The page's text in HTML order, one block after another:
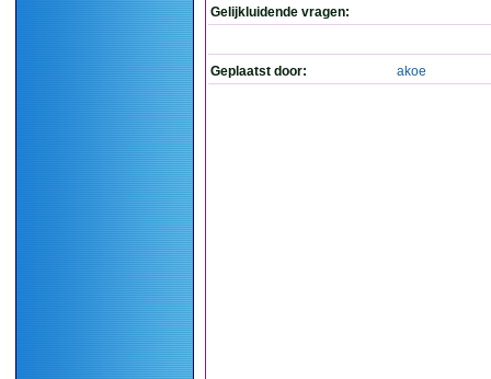
Gelijkluidende vragen:
Geplaatst door: akoe